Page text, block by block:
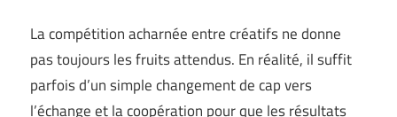
La compétition acharnée entre créatifs ne donne
pas toujours les fruits attendus. En réalité, il suffit
parfois d’un simple changement de cap vers
l’échange et la coopération pour que les résultats